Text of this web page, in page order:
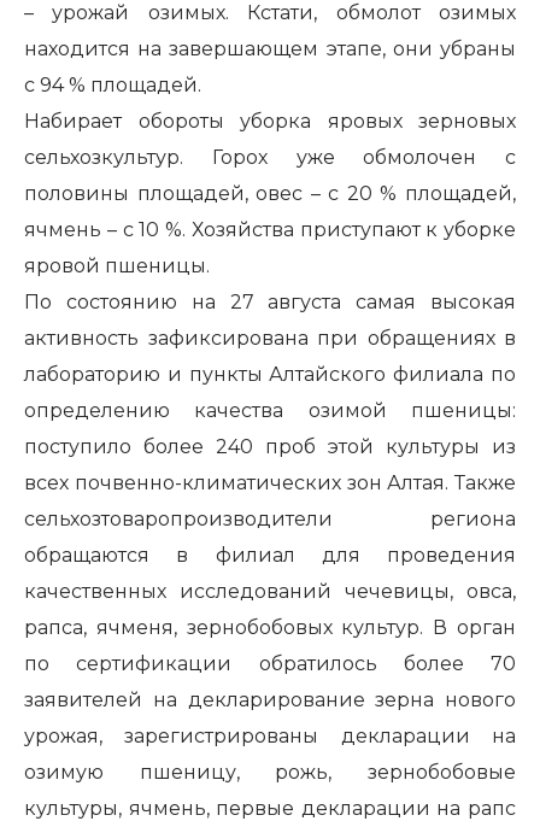
– урожай озимых. Кстати, обмолот озимых
находится на завершающем этапе, они убраны
с 94 % площадей.
Набирает обороты уборка яровых зерновых
сельхозкультур. Горох уже обмолочен с
половины площадей, овес – с 20 % площадей,
ячмень – с 10 %. Хозяйства приступают к уборке
яровой пшеницы.
По состоянию на 27 августа самая высокая
активность зафиксирована при обращениях в
лабораторию и пункты Алтайского филиала по
определению качества озимой пшеницы:
поступило более 240 проб этой культуры из
всех почвенно-климатических зон Алтая. Также
сельхозтоваропроизводители региона
обращаются в филиал для проведения
качественных исследований чечевицы, овса,
рапса, ячменя, зернобобовых культур. В орган
по сертификации обратилось более 70
заявителей на декларирование зерна нового
урожая, зарегистрированы декларации на
озимую пшеницу, рожь, зернобобовые
культуры, ячмень, первые декларации на рапс